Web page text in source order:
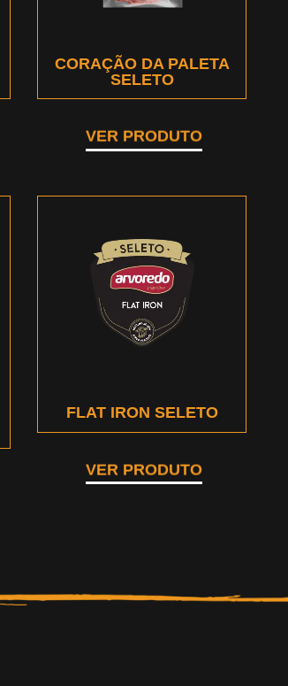
CORAÇÃO DA PALETA
SELETO
VER PRODUTO
FLAT IRON SELETO
VER PRODUTO